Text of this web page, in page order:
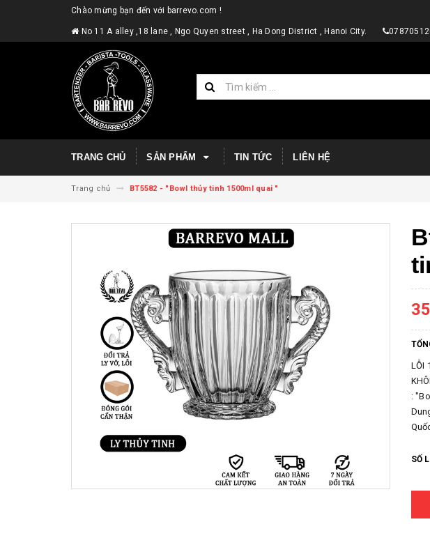
Chào mừng bạn đến với barrevo.com !
No 11 A alley ,18 lane , Ngo Quyen street , Ha Dong District , Hanoi City.
TRANG CHỦ SẢN PHẨM TIN TỨC LIÊN HỆ
Trang chủ BT5582 - "Bowl thủy tinh 1500ml quai "
LỖI
:
SỐ